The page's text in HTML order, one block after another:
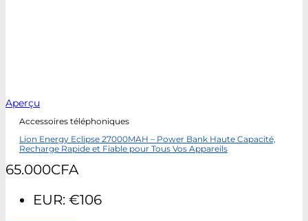
Aperçu
Accessoires téléphoniques
Lion Energy Eclipse 27000MAH – Power Bank Haute Capacité,
Recharge Rapide et Fiable pour Tous Vos Appareils
65.000CFA
EUR: €106